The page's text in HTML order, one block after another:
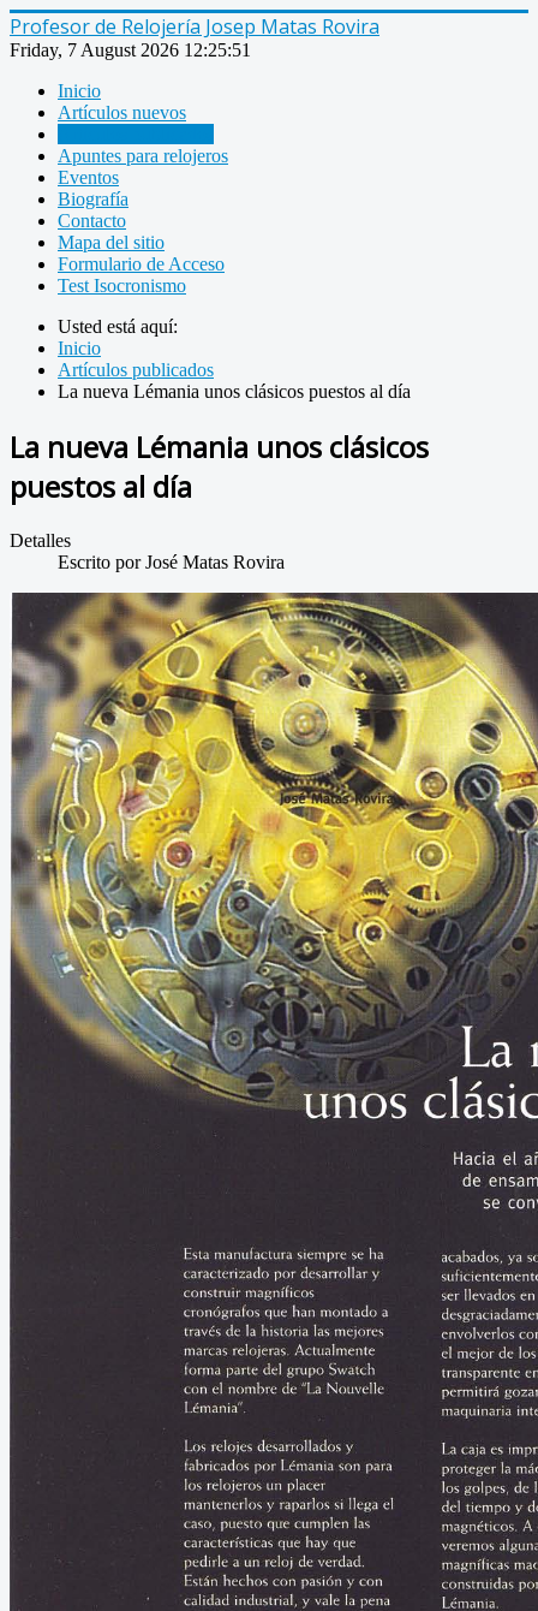
Profesor de Relojería Josep Matas Rovira
Friday, 7 August 2026 12:25:51
Inicio
Artículos nuevos
Apuntes para relojeros
Eventos
Biografía
Contacto
Mapa del sitio
Formulario de Acceso
Test Isocronismo
Usted está aquí:
Inicio
Artículos publicados
La nueva Lémania unos clásicos puestos al día
La nueva Lémania unos clásicos
puestos al día
Detalles
Escrito porJosé Matas Rovira